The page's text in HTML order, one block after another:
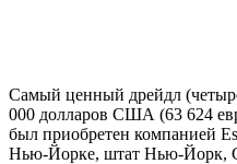
Самый ценный дрейдл
000 долларов США (63 624
был приобретен компанией
Нью-Йорке, штат Нью-Йорк,